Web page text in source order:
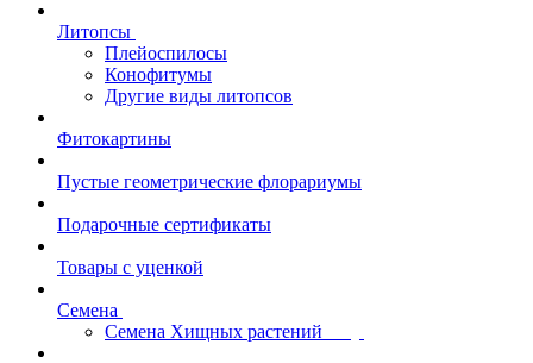
Литопсы
Плейоспилосы
Конофитумы
Другие виды литопсов
Фитокартины
Пустые геометрические флорариумы
Подарочные сертификаты
Товары с уценкой
Семена
Семена Хищных растений